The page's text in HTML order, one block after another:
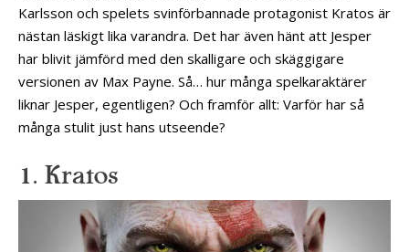
Karlsson och spelets svinförbannade protagonist Kratos är
nästan läskigt lika varandra. Det har även hänt att Jesper
har blivit jämförd med den skalligare och skäggigare
versionen av Max Payne. Så… hur många spelkaraktärer
liknar Jesper, egentligen? Och framför allt: Varför har så
många stulit just hans utseende?
1. Kratos